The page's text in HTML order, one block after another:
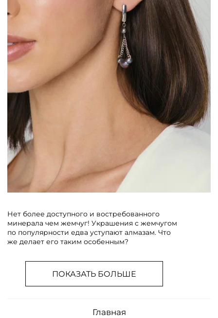
Нет более доступного и востребованного
минерала чем жемчуг! Украшения с жемчугом
по популярности едва уступают алмазам. Что
же делает его таким особенным?
ПОКАЗАТЬ БОЛЬШЕ
Главная